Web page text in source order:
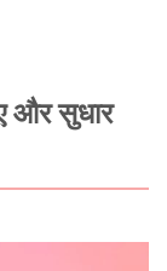
और सुधार